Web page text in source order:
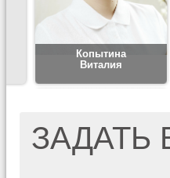
Копытина
Виталия
ЗАДАТЬ